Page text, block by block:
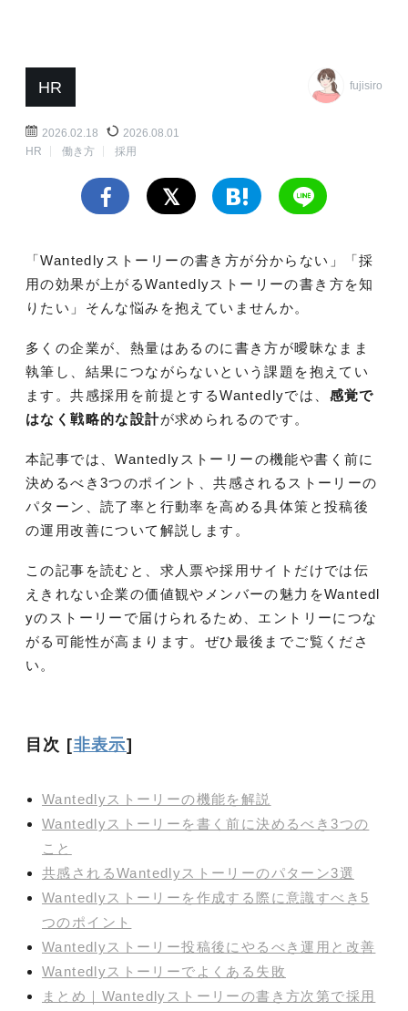
HR fujisiro
2026.02.18
2026.08.01
HR
働き方 採用
「Wantedlyストーリーの書き方が分からない」「採
用の効果が上がるWantedlyストーリーの書き方を知
りたい」そんな悩みを抱えていませんか。
多くの企業が、熱量はあるのに書き方が曖昧なまま
執筆し、結果につながらないという課題を抱えてい
ます。共感採用を前提とするWantedlyでは、 感覚で
はなく戦略的な設計が求められるのです。
本記事では、Wantedlyストーリーの機能や書く前に
決めるべき3つのポイント、共感されるストーリーの
パターン、読了率と行動率を高める具体策と投稿後
の運用改善について解説します。
この記事を読むと、求人票や採用サイトだけでは伝
えきれない企業の価値観やメンバーの魅力をWantedl
yのストーリーで届けられるため、エントリーにつな
がる可能性が高まります。ぜひ最後までご覧くださ
い。
目次 [非表示]
Wantedlyストーリーの機能を解説
Wantedlyストーリーを書く前に決めるべき3つの
こと
共感されるWantedlyストーリーのパターン3選
Wantedlyストーリーを作成する際に意識すべき5
つのポイント
Wantedlyストーリー投稿後にやるべき運用と改善
Wantedlyストーリーでよくある失敗
まとめ｜Wantedlyストーリーの書き方次第で採用